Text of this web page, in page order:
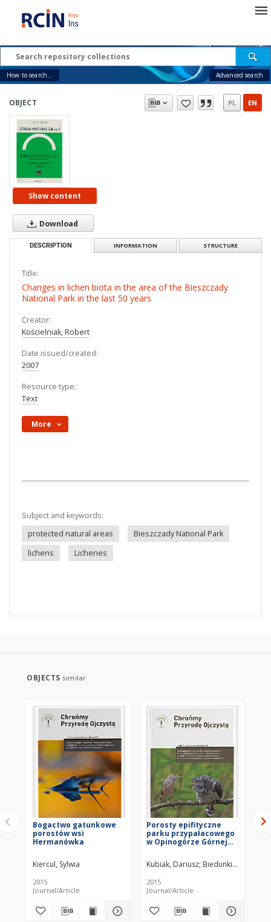
How to search... Advanced search
OBJECT PL EN
Show content
Download
DESCRIPTION INFORMATION STRUCTURE
Title:
Changes in lichen biota in the area of the Bieszczady
National Park in the last 50 years
Creator:
Kościelniak, Robert
Date issued/created:
2007
Resource type:
Text
More
Subject and keywords:
protected natural areas
Bieszczady National Park
lichens
Lichenes
OBJECTS similar
Bogactwo gatunkowe
porostów wsi
Hermanówka
Kiercul, Sylwia
2015
Journal/Article
Porosty epifityczne
parku przypałacowego
w Opinogórze Górnej
Kubiak, Dariusz Biedunkiewicz,
2015
Journal/Article